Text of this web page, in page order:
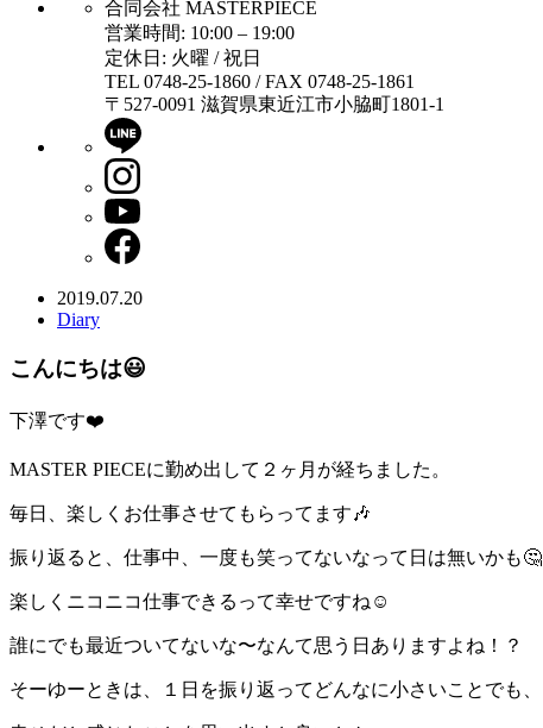
合同会社 MASTERPIECE
営業時間: 10:00 – 19:00
定休日: 火曜 / 祝日
TEL 0748-25-1860 / FAX 0748-25-1861
〒527-0091 滋賀県東近江市小脇町1801-1
2019.07.20
Diary
こんにちは😃
下澤です❤️
MASTER PIECEに勤め出して２ヶ月が経ちました。
毎日、楽しくお仕事させてもらってます🎶
振り返ると、仕事中、一度も笑ってないなって日は無いかも🤔
楽しくニコニコ仕事できるって幸せですね☺️
誰にでも最近ついてないな〜なんて思う日ありますよね！？
そーゆーときは、１日を振り返ってどんなに小さいことでも、